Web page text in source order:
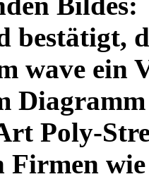
bestätigt,
wave ein
Poly-
Firmen